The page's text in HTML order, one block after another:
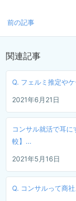
前の記事
関連記事
Q. フェルミ推定や
2021年6月21日
コンサル就活で耳
較】...
2021年5月16日
Q. コンサルって商